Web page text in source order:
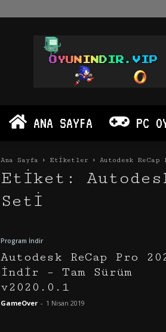
Oyun
İndir
PC
Android
Apk
ANA SAYFA PC
Ana Sayfa Etiketler Autodesk
Etiket:
Seti
Program İndir
Autodesk ReCap Pro
İndir – Tam Sürüm
v2020.0.1
GameOver - 1 Nisan 2019